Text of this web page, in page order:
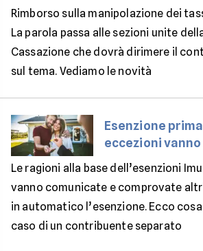
Rimborso sulla manipolazione dei
La parola passa alle sezioni unite
Cassazione che dovrà dirimere il
sul tema. Vediamo le novità
Esenzione
eccezioni
Le ragioni alla base dell’esenzioni
vanno comunicate e comprovate
in automatico l’esenzione. Ecco
caso di un contribuente separato